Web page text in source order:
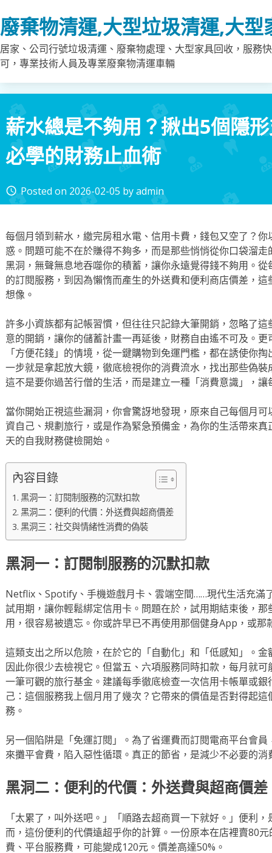
to
content
廢棄物清運,大型垃圾清運,大
居家、公司行號垃圾清運、廢棄物處理、大型家具回收，服務
可，專業技術人員及專業廢棄物清運車輛
薪水總是不夠用？揪出5個隱
必學的財務止血術
access_time Posted on 2026-02-05 byadmin
每個月領到薪水，繳完房租水電、信用卡費，錢包又空了？
惑。問題可能不在於賺得不夠多，而是那些悄悄從你口袋溜
黑洞，無聲無息地吞噬你的積蓄，讓你永遠覺得錢不夠用。
的訂閱服務，到因為懶惰而產生的外送費和便利商店價差，
想像。
許多小資族都有記帳習慣，但往往只記錄大筆開銷，忽略了
意的開銷，讓你的儲蓄計畫一再延後，財務自由遙不可及。
「方便花錢」的情境，從一鍵購物到免運門檻，都在誘使你
一步就是拿起放大鏡，徹底檢視你的消費流水，找出那些偽
這不是要你過苦行僧的生活，而是建立一種「消費意識」，
當你開始正視這些漏洞，你會驚訝地發現，原來自己每個月
資自己、規劃旅行，或是作為緊急預備金，為你的生活帶來
天的自我財務健檢開始。
內容目錄
黑洞一：訂閱制服務的沉默扣款
黑洞二：便利的代價：外送費與超商價差
黑洞三：社交與情緒性消費的偽裝
黑洞一：訂閱制服務的沉默扣款
Netflix、Spotify、手機遊戲月卡、雲端空間……現代生活充滿
試用期，讓你輕鬆綁定信用卡。問題在於，試用期結束後，
用，很容易被遺忘。你或許早已不再使用那個健身App，或那
這類支出之所以危險，在於它的「自動化」和「低感知」。
因此你很少去檢視它。但當五、六項服務同時扣款，每月就
一筆可觀的旅行基金。建議每季徹底檢查一次信用卡帳單或
己：這個服務我上個月用了幾次？它帶來的價值是否對得起
務。
另一個陷阱是「免運訂閱」。為了省運費而訂閱電商平台會
來攤平會費，陷入惡性循環。真正的節省，是減少不必要的
黑洞二：便利的代價：外送費與超商價差
「太累了，叫外送吧。」「順路去超商買一下就好。」便利
而，這份便利的代價遠超乎你的計算。一份原本在店裡賣80
費、平台服務費，可能變成120元。價差高達50%。